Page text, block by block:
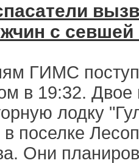
с севшей
ГИМС
в 19:32.
лодку
поселке
Они